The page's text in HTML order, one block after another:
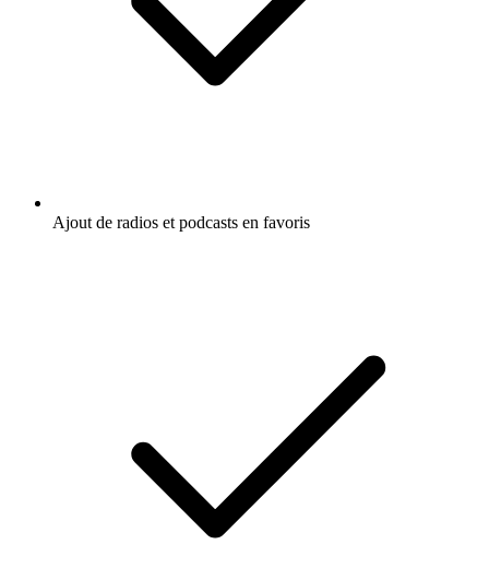
Ajout de radios et podcasts en favoris